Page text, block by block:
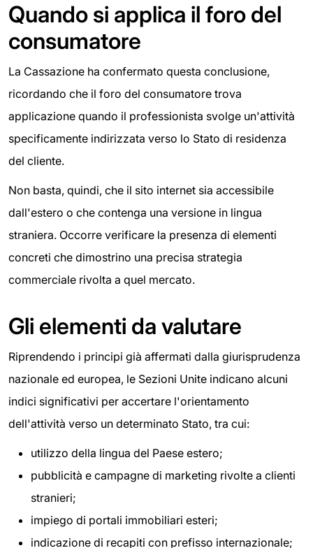
Quando si applica il foro del
consumatore
La Cassazione ha confermato questa conclusione,
ricordando che il foro del consumatore trova
applicazione quando il professionista svolge un'attività
specificamente indirizzata verso lo Stato di residenza
del cliente.
Non basta, quindi, che il sito internet sia accessibile
dall'estero o che contenga una versione in lingua
straniera. Occorre verificare la presenza di elementi
concreti che dimostrino una precisa strategia
commerciale rivolta a quel mercato.
Gli elementi da valutare
Riprendendo i principi già affermati dalla giurisprudenza
nazionale ed europea, le Sezioni Unite indicano alcuni
indici significativi per accertare l'orientamento
dell'attività verso un determinato Stato, tra cui:
utilizzo della lingua del Paese estero;
pubblicità e campagne di marketing rivolte a clienti
stranieri;
impiego di portali immobiliari esteri;
indicazione di recapiti con prefisso internazionale;